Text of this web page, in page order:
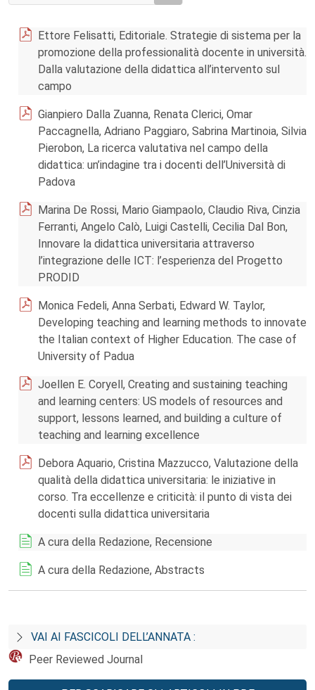
Ettore Felisatti, Editoriale. Strategie di sistema per la
promozione della professionalità docente in università.
Dalla valutazione della didattica all’intervento sul
campo
Gianpiero Dalla Zuanna, Renata Clerici, Omar
Paccagnella, Adriano Paggiaro, Sabrina Martinoia, Silvia
Pierobon, La ricerca valutativa nel campo della
didattica: un’indagine tra i docenti dell’Università di
Padova
Marina De Rossi, Mario Giampaolo, Claudio Riva, Cinzia
Ferranti, Angelo Calò, Luigi Castelli, Cecilia Dal Bon,
Innovare la didattica universitaria attraverso
l’integrazione delle ICT: l’esperienza del Progetto
PRODID
Monica Fedeli, Anna Serbati, Edward W. Taylor,
Developing teaching and learning methods to innovate
the Italian context of Higher Education. The case of
University of Padua
Joellen E. Coryell, Creating and sustaining teaching
and learning centers: US models of resources and
support, lessons learned, and building a culture of
teaching and learning excellence
Debora Aquario, Cristina Mazzucco, Valutazione della
qualità della didattica universitaria: le iniziative in
corso. Tra eccellenze e criticità: il punto di vista dei
docenti sulla didattica universitaria
A cura della Redazione, Recensione
A cura della Redazione, Abstracts
VAI AI FASCICOLI DELL’ANNATA :
Peer Reviewed Journal